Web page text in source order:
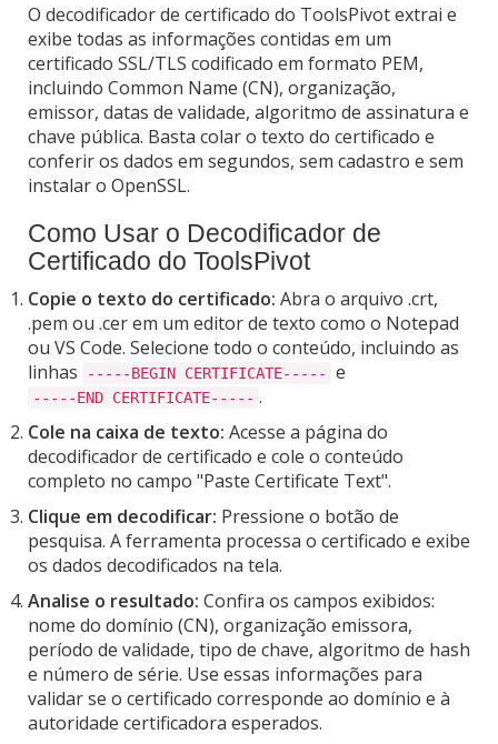
O decodificador de certificado do ToolsPivot extrai e
exibe todas as informações contidas em um
certificado SSL/TLS codificado em formato PEM,
incluindo Common Name (CN), organização,
emissor, datas de validade, algoritmo de assinatura e
chave pública. Basta colar o texto do certificado e
conferir os dados em segundos, sem cadastro e sem
instalar o OpenSSL.
Como Usar o Decodificador de
Certificado do ToolsPivot
Copie o texto do certificado: Abra o arquivo .crt,
.pem ou .cer em um editor de texto como o Notepad
ou VS Code. Selecione todo o conteúdo, incluindo as
linhas
-----BEGIN CERTIFICATE----- e
-----END CERTIFICATE----- .
Cole na caixa de texto: Acesse a página do
decodificador de certificado e cole o conteúdo
completo no campo "Paste Certificate Text".
Clique em decodificar: Pressione o botão de
pesquisa. A ferramenta processa o certificado e exibe
os dados decodificados na tela.
Analise o resultado: Confira os campos exibidos:
nome do domínio (CN), organização emissora,
período de validade, tipo de chave, algoritmo de hash
e número de série. Use essas informações para
validar se o certificado corresponde ao domínio e à
autoridade certificadora esperados.